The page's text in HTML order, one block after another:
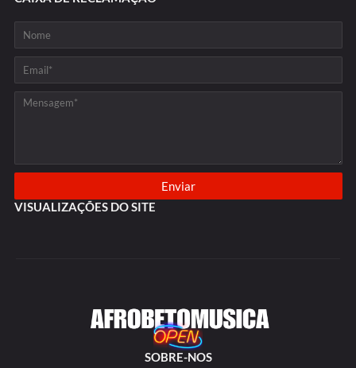
VISUALIZAÇÕES DO SITE
SOBRE-NOS